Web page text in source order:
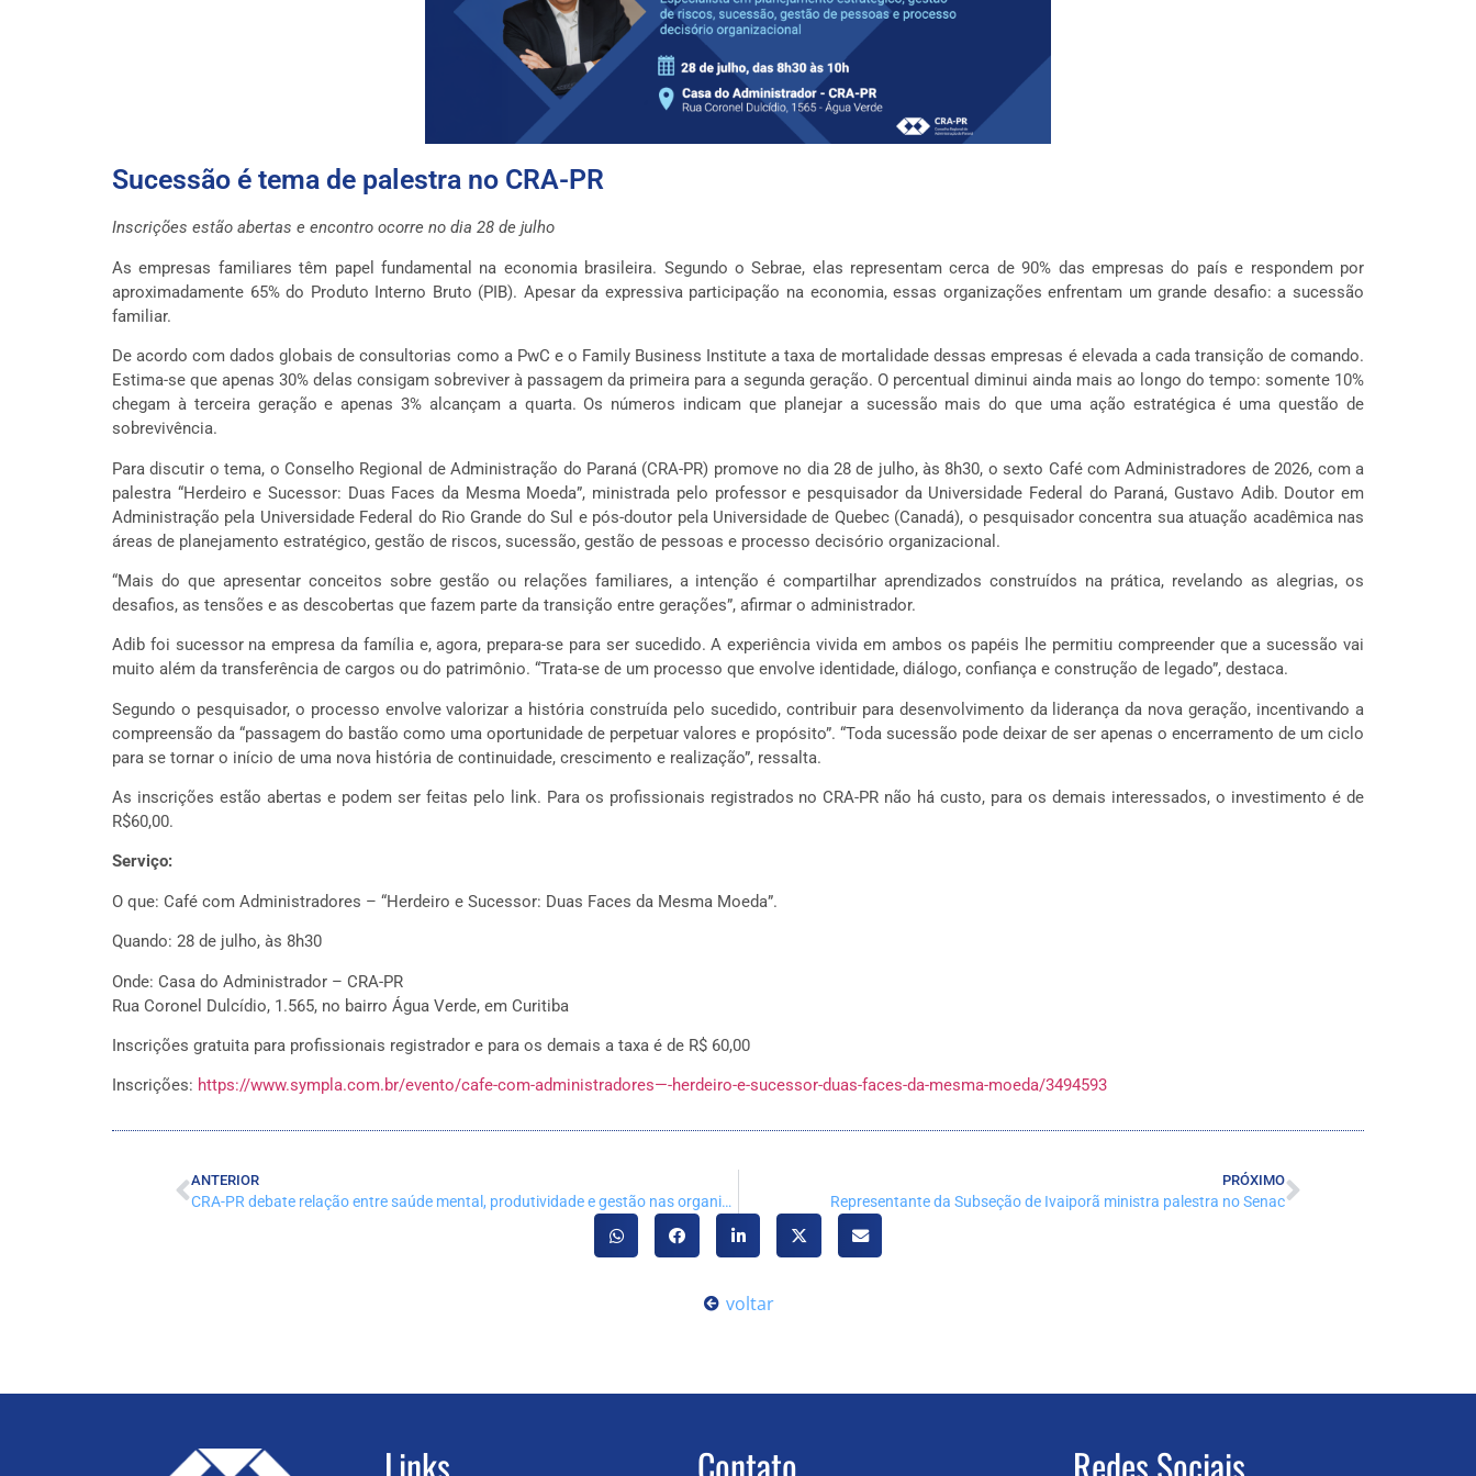
Sucessão é tema de palestra no CRA-PR
Inscrições estão abertas e encontro ocorre no dia 28 de julho
As empresas familiares têm papel fundamental na economia brasileira. Segundo o Sebrae, elas representam cerca de 90% das empresas do país e respondem por
aproximadamente 65% do Produto Interno Bruto (PIB). Apesar da expressiva participação na economia, essas organizações enfrentam um grande desafio: a sucessão
familiar.
De acordo com dados globais de consultorias como a PwC e o Family Business Institute a taxa de mortalidade dessas empresas é elevada a cada transição de comando.
Estima-se que apenas 30% delas consigam sobreviver à passagem da primeira para a segunda geração. O percentual diminui ainda mais ao longo do tempo: somente 10%
chegam à terceira geração e apenas 3% alcançam a quarta. Os números indicam que planejar a sucessão mais do que uma ação estratégica é uma questão de
sobrevivência.
Para discutir o tema, o Conselho Regional de Administração do Paraná (CRA-PR) promove no dia 28 de julho, às 8h30, o sexto Café com Administradores de 2026, com a
palestra “Herdeiro e Sucessor: Duas Faces da Mesma Moeda”, ministrada pelo professor e pesquisador da Universidade Federal do Paraná, Gustavo Adib. Doutor em
Administração pela Universidade Federal do Rio Grande do Sul e pós-doutor pela Universidade de Quebec (Canadá), o pesquisador concentra sua atuação acadêmica nas
áreas de planejamento estratégico, gestão de riscos, sucessão, gestão de pessoas e processo decisório organizacional.
“Mais do que apresentar conceitos sobre gestão ou relações familiares, a intenção é compartilhar aprendizados construídos na prática, revelando as alegrias, os
desafios, as tensões e as descobertas que fazem parte da transição entre gerações”, afirmar o administrador.
Adib foi sucessor na empresa da família e, agora, prepara-se para ser sucedido. A experiência vivida em ambos os papéis lhe permitiu compreender que a sucessão vai
muito além da transferência de cargos ou do patrimônio. “Trata-se de um processo que envolve identidade, diálogo, confiança e construção de legado”, destaca.
Segundo o pesquisador, o processo envolve valorizar a história construída pelo sucedido, contribuir para desenvolvimento da liderança da nova geração, incentivando a
compreensão da “passagem do bastão como uma oportunidade de perpetuar valores e propósito”. “Toda sucessão pode deixar de ser apenas o encerramento de um ciclo
para se tornar o início de uma nova história de continuidade, crescimento e realização”, ressalta.
As inscrições estão abertas e podem ser feitas pelo link. Para os profissionais registrados no CRA-PR não há custo, para os demais interessados, o investimento é de
R$60,00.
Serviço:
O que: Café com Administradores – “Herdeiro e Sucessor: Duas Faces da Mesma Moeda”.
Quando: 28 de julho, às 8h30
Onde: Casa do Administrador – CRA-PR
Rua Coronel Dulcídio, 1.565, no bairro Água Verde, em Curitiba
Inscrições gratuita para profissionais registrador e para os demais a taxa é de R$ 60,00
Inscrições: https://www.sympla.com.br/evento/cafe-com-administradores—-herdeiro-e-sucessor-duas-faces-da-mesma-moeda/3494593
ANTERIOR
CRA-PR debate relação entre saúde mental, produtividade e gestão nas organizações
PRÓXIMO
Representante da Subseção de Ivaiporã ministra palestra no Senac
voltar